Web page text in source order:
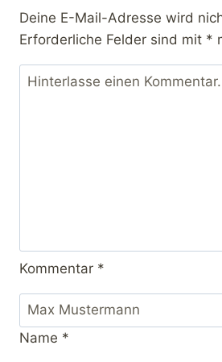
Deine E-Mail-Adresse wird
Erforderliche Felder sind mit *
Kommentar *
Name *